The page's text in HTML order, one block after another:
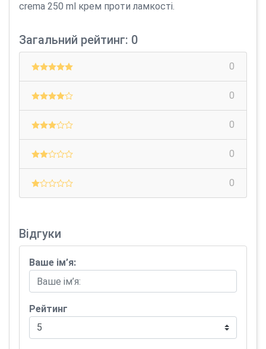
crema 250 ml крем проти ламкості.
Загальний рейтинг: 0
0
0
0
0
0
Відгуки
Ваше ім’я:
Рейтинг